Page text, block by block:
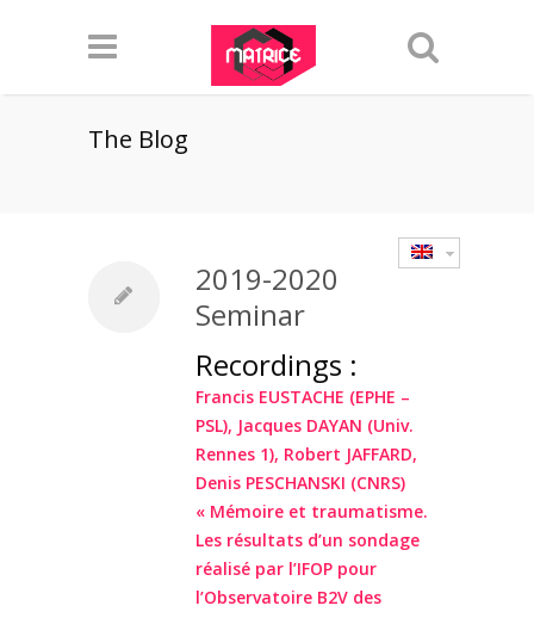
The Blog
2019-2020
Seminar
Recordings :
Francis EUSTACHE (EPHE –
PSL), Jacques DAYAN (Univ.
Rennes 1), Robert JAFFARD,
Denis PESCHANSKI (CNRS)
« Mémoire et traumatisme.
Les résultats d’un sondage
réalisé par l’IFOP pour
l’Observatoire B2V des